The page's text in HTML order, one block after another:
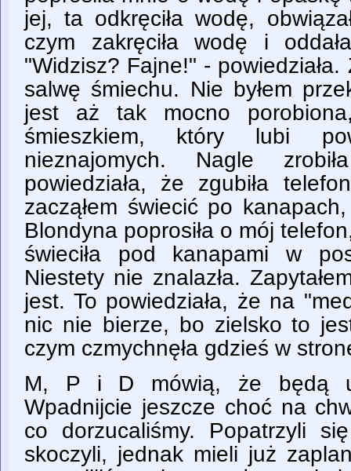
jej, ta odkręciła wodę,
czym zakręciła wodę i
"Widzisz? Fajne!" - powiedziała.
salwę śmiechu. Nie byłem
jest aż tak mocno
śmieszkiem, który lubi
nieznajomych. Nagle
powiedziała, że zgubiła
zacząłem świecić po
Blondyna poprosiła o mój
świeciła pod kanapami w
Niestety nie znalazła.
jest. To powiedziała, że na
nic nie bierze, bo zielsko to
czym czmychnęła gdzieś w
M, P i D mówią, że będą
Wpadnijcie jeszcze choć na
co dorzucaliśmy. Popatrzyli
skoczyli, jednak mieli już